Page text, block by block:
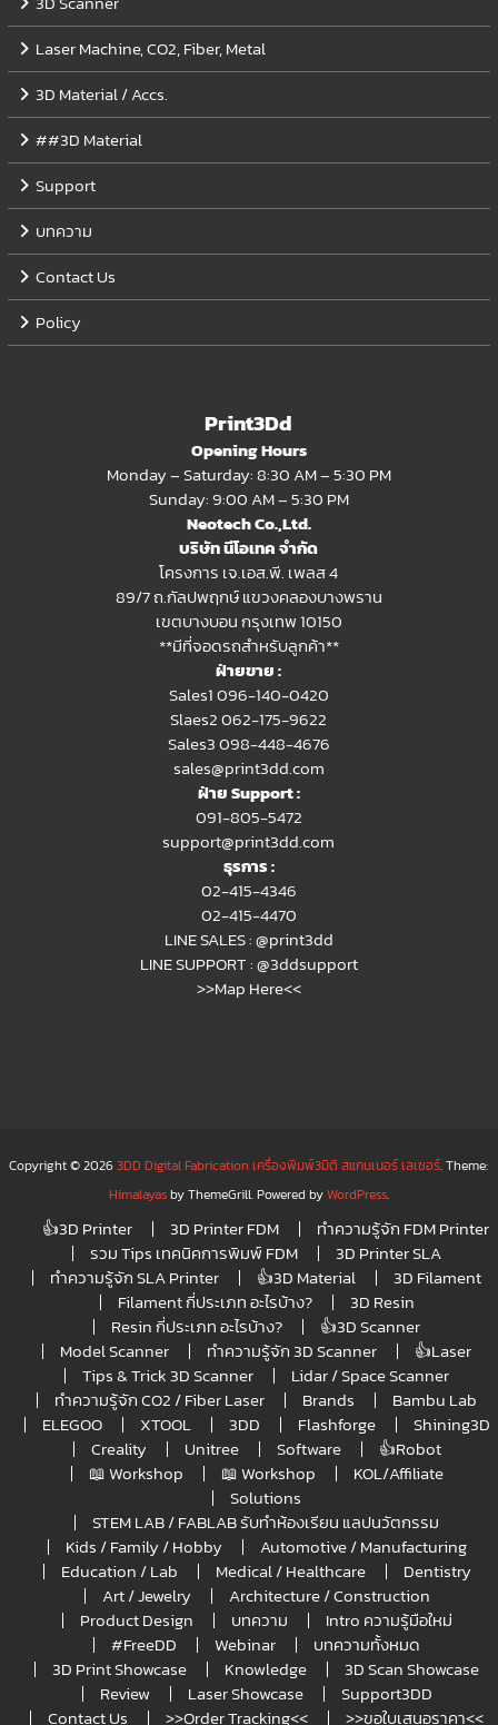
Laser Machine, CO2, Fiber, Metal
3D Material / Accs.
##3D Material
Support
บทความ
Contact Us
Policy
Print3Dd
Opening Hours
Monday – Saturday: 8:30 AM – 5:30 PM
Sunday: 9:00 AM – 5:30 PM
Neotech Co.,Ltd.
บริษัท นีโอเทค จำกัด
โครงการ เจ.เอส.พี. เพลส 4
89/7 ถ.กัลปพฤกษ์ แขวงคลองบางพราน
เขตบางบอน กรุงเทพ 10150
**มีที่จอดรถสำหรับลูกค้า**
ฝ่ายขาย :
Sales1 096-140-0420
Slaes2062-175-9622
Sales3 098-448-4676
sales@print3dd.com
ฝ่าย Support :
091-805-5472
support@print3dd.com
ธุรการ :
02-415-4346
02-415-4470
LINE SALES :@print3dd
LINE SUPPORT :@3ddsupport
>>Map Here<<
Copyright © 20263DD Digital Fabrication เครื่องพิมพ์3มิติ สแกนเนอร์ เลเซอร์. Theme:
Himalayasby ThemeGrill. Powered byWordPress.
👍3D Printer 3D Printer FDM
ทำความรู้จัก FDM Printer
รวม Tips เทคนิคการพิมพ์ FDM
3D Printer SLA
ทำความรู้จัก SLA Printer
👍3D Material
3D Filament
Filament กี่ประเภท อะไรบ้าง?
3D Resin
Resin กี่ประเภท อะไรบ้าง?
👍3D Scanner
Model Scanner
ทำความรู้จัก 3D Scanner
👍Laser
Tips & Trick 3D Scanner
Lidar / Space Scanner
ทำความรู้จัก CO2 / Fiber Laser
Brands
Bambu Lab
ELEGOO
XTOOL 3DD Flashforge
Shining3D
Creality
Unitree Software
👍Robot
📖 Workshop
📖 Workshop
KOL/Affiliate
Solutions
STEM LAB / FABLAB รับทำห้องเรียน แลปนวัตกรรม
Kids / Family / Hobby
Automotive / Manufacturing
Education / Lab
Medical / Healthcare
Dentistry
Art / Jewelry
Architecture / Construction
Product Design
บทความ
Intro ความรู้มือใหม่
#FreeDD
Webinar
บทความทั้งหมด
3D Print Showcase
Knowledge
3D Scan Showcase
Review
Laser Showcase
Support3DD
Contact Us
>>Order Tracking<< >>ขอใบเสนอราคา<<